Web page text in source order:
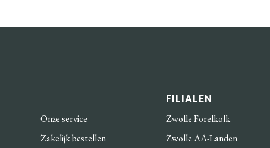
Onze service
Zakelijk bestellen
FILIALEN
Zwolle Forelkolk
Zwolle AA-Landen